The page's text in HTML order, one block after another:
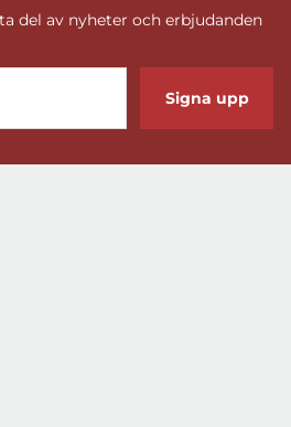
del av nyheter och erbjudanden
Signa upp